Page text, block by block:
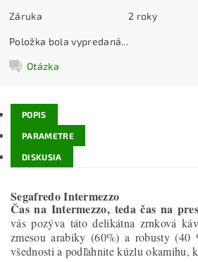
Záruka 2 roky
Položka bola vypredaná...
Otázka
POPIS
PARAMETRE
DISKUSIA
Segafredo Intermezzo
Čas na Intermezzo, teda čas na
vás pozýva táto delikátna zrnková
zmesou arabiky (60%) a robusty
všednosti a podľahnite kúzlu okamihu,